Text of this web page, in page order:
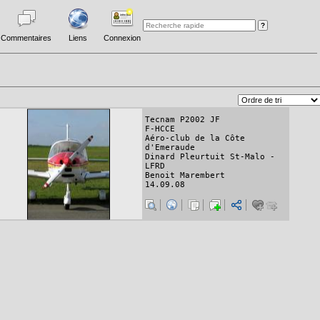
Commentaires Liens Connexion
Tecnam P2002 JF
F-HCCE
Aéro-club de la Côte
d'Emeraude
Dinard Pleurtuit St-Malo -
LFRD
Benoit Marembert
14.09.08